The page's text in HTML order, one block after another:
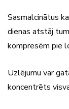
Sasmalcinātus
dienas atstāj
kompresēm pie
Uzlējumu var
koncentrēts